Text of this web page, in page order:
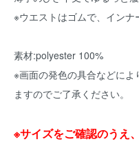
※ウエストはゴムで、インナ
素材:polyester 100%
※画面の発色の具合などによ
ますのでご了承ください。
※サイズをご確認のうえ